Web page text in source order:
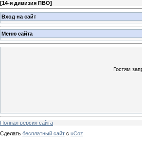
[14-я дивизия ПВО]
Вход на сайт
Меню сайта
Гостям
Полная версия сайта
Сделать бесплатный сайт с uCoz